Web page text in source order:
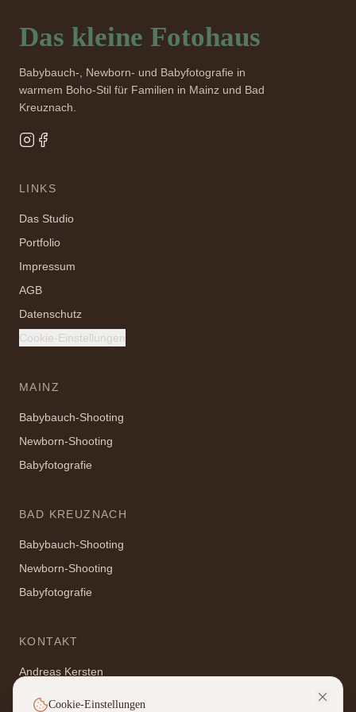
Das kleine Fotohaus
Babybauch-, Newborn- und Babyfotografie in
warmem Boho-Stil für Familien in Mainz und Bad
Kreuznach.
LINKS
Das Studio
Portfolio
Impressum
AGB
Datenschutz
Cookie-Einstellungen
MAINZ
Babybauch-Shooting
Newborn-Shooting
Babyfotografie
BAD KREUZNACH
Babybauch-Shooting
Newborn-Shooting
Babyfotografie
KONTAKT
Andreas Kersten
Pfarriusstr. 2, 55452 Guldental
Cookie-Einstellungen